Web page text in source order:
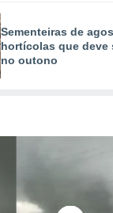
Sementeiras de
hortícolas que deve
no outono